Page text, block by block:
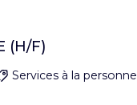
(H/F)
Services à la personne